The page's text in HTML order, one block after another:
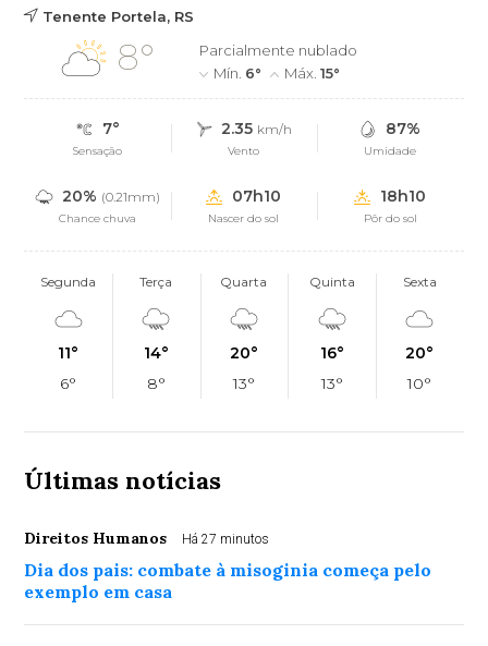
Tenente Portela, RS
8°
Parcialmente nublado
Mín. 6° Máx.15°
7°
Sensação
2.35 km/h
Vento
87%
Umidade
20% (0.21mm)
Chance chuva
07h10
Nascer do sol
18h10
Pôr do sol
Segunda
11°
6°
Terça
14°
8°
Quarta
20°
13°
Quinta
16°
13°
Sexta
20°
10°
Últimas notícias
Direitos Humanos Há 27 minutos
Dia dos pais: combate à misoginia começa pelo
exemplo em casa